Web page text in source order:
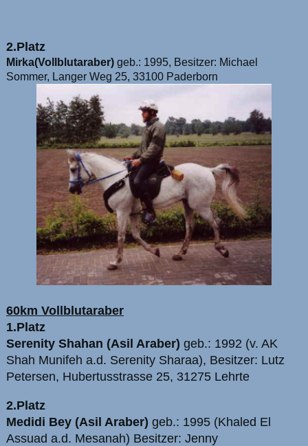
2.Platz
Mirka(Vollblutaraber)geb.: 1995, Besitzer: Michael
Sommer, Langer Weg 25, 33100 Paderborn
60km Vollblutaraber
1.Platz
Serenity Shahan (Asil Araber) geb.: 1992 (v. AK
Shah Munifeh a.d. Serenity Sharaa), Besitzer: Lutz
Petersen, Hubertusstrasse 25, 31275 Lehrte
2.Platz
Medidi Bey (Asil Araber) geb.: 1995 (Khaled El
Assuad a.d. Mesanah) Besitzer: Jenny